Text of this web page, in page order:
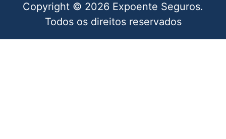
Copyright © 2026 Expoente Seguros.
Todos os direitos reservados